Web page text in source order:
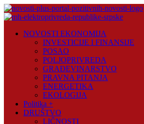
Skip
to
Plus
NOVOSTI EKONOMIJA
INVESTICIJE I FINANSIJE
POSAO
POLJOPRIVREDA
GRAĐEVINARSTVO
PRAVNA PITANJA
ENERGETIKA
EKOLOGIJA
Politika +
DRUŠTVO
LIČNOSTI